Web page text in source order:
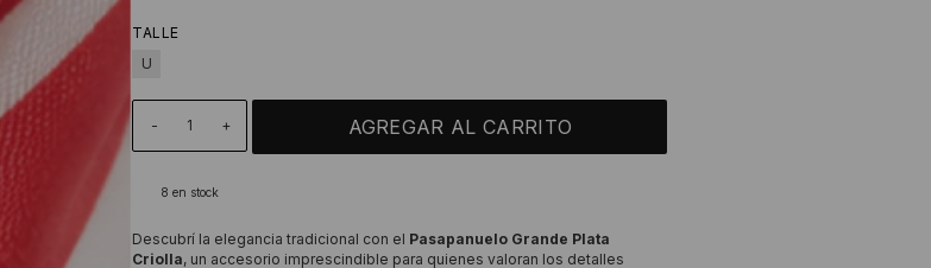
TALLE
U
- +
8 en stock
Descubrí la elegancia tradicional con el Pasapanuelo Grande Plata
Criolla, un accesorio imprescindible para quienes valoran los detalles